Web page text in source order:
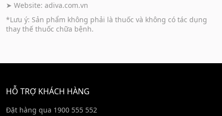
➤ Website: adiva.com.vn
*Lưu ý: Sản phẩm không phải là thuốc và không có tác dụng
thay thế thuốc chữa bệnh.
HỖ TRỢ KHÁCH HÀNG
Đặt hàng qua 1900 555 552